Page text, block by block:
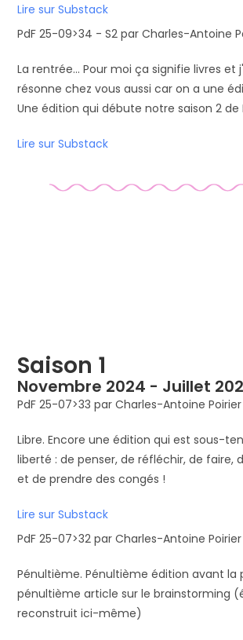
Lire sur Substack
PdF 25-09>34 - S2 par Charles-Antoine
La rentrée... Pour moi ça signifie livres et
résonne chez vous aussi car on a une
Une édition qui débute notre saison 2 de
Lire sur Substack
Saison 1
Novembre 2024 - Juillet
PdF 25-07>33 par Charles-Antoine Poirier
Libre. Encore une édition qui est sous-
liberté : de penser, de réfléchir, de faire,
et de prendre des congés !
Lire sur Substack
PdF 25-07>32 par Charles-Antoine Poirier
Pénultième. Pénultième édition avant la
pénultième article sur le brainstorming
reconstruit ici-même)